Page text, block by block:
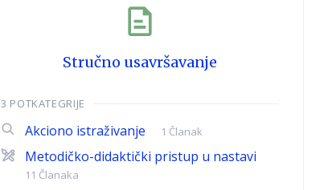
Stručno usavršavanje
3 POTKATEGRIJE
Akciono istraživanje 1 Članak
Metodičko-didaktički pristup u nastavi
11 Članaka